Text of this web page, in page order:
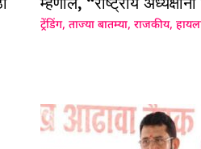
ट्रेंडिंग, ताज्या बातम्या, राजकीय,